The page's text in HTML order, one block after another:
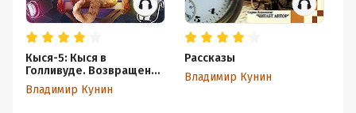
Кыся-5: Кыся в
Голливуде. Возвращение
из рая
Владимир Кунин
Рассказы
Владимир Кунин